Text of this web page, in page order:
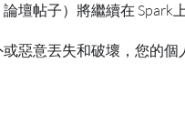
壇帖子）將繼續在 Spark
惡意丟失和破壞，您的